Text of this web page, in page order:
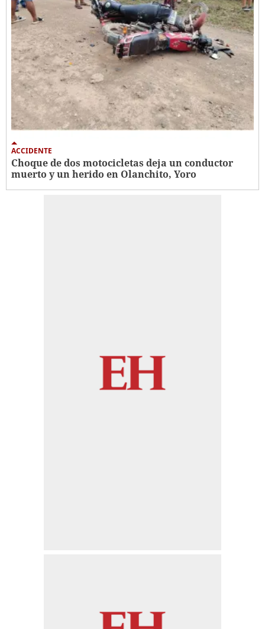
ACCIDENTE
Choque de dos motocicletas deja un conductor
muerto y un herido en Olanchito, Yoro